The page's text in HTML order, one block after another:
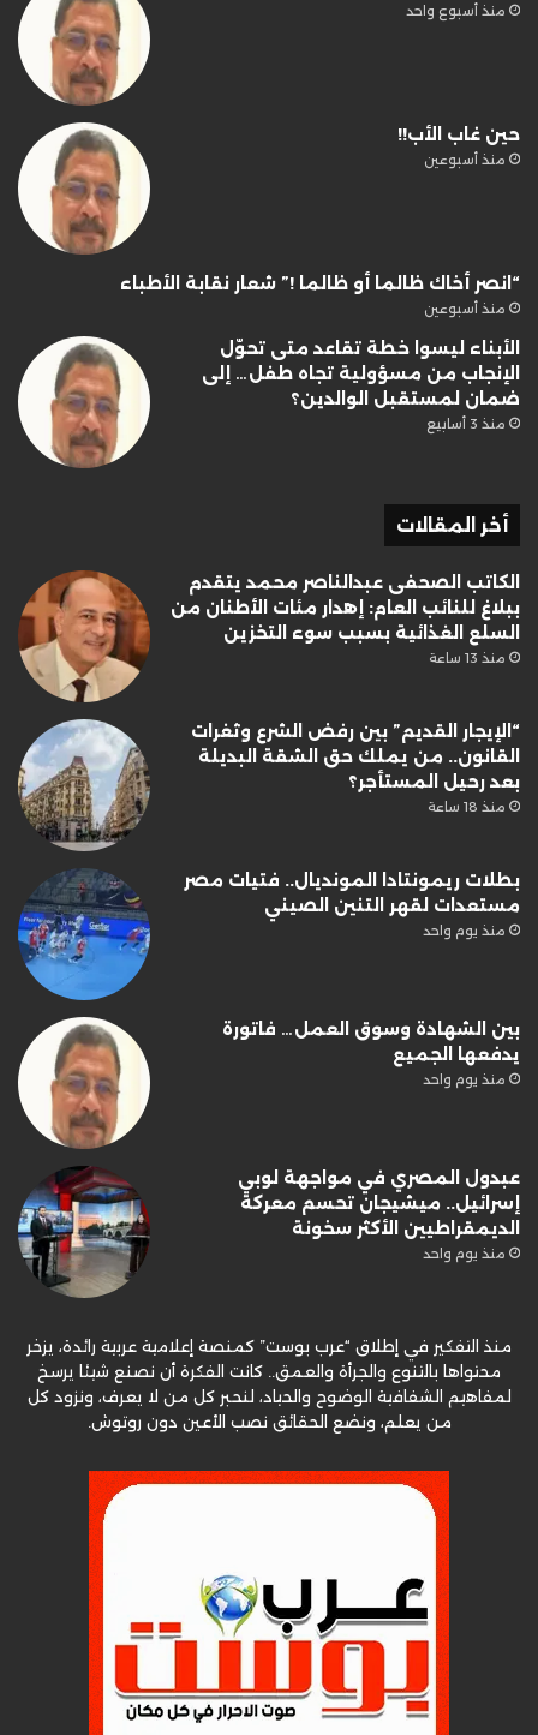
منذ أسبوع واحد
حين غاب الأب!!
منذ أسبوعين
“انصر أخاك ظالما أو ظالما !” شعار نقابة الأطباء
منذ أسبوعين
الأبناء ليسوا خطة تقاعد متى تحوّل
الإنجاب من مسؤولية تجاه طفل… إلى
ضمان لمستقبل الوالدين؟
منذ 3 أسابيع
أخر المقالات
الكاتب الصحفى عبدالناصر محمد يتقدم
ببلاغ للنائب العام: إهدار مئات الأطنان من
السلع الغذائية بسبب سوء التخزين
منذ 13 ساعة
“الإيجار القديم” بين رفض الشرع وثغرات
القانون.. من يملك حق الشقة البديلة
بعد رحيل المستأجر؟
منذ 18 ساعة
بطلات ريمونتادا المونديال.. فتيات مصر
مستعدات لقهر التنين الصيني
منذ يوم واحد
بين الشهادة وسوق العمل… فاتورة
يدفعها الجميع
منذ يوم واحد
عبدول المصري في مواجهة لوبي
إسرائيل.. ميشيجان تحسم معركة
الديمقراطيين الأكثر سخونة
منذ يوم واحد
منذ التفكير في إطلاق “عرب بوست” كمنصة إعلامية عربية رائدة، يزخر
محتواها بالتنوع والجرأة والعمق.. كانت الفكرة أن نصنع شيئا يرسخ
لمفاهيم الشفافية الوضوح والحياد، لنحبر كل من لا يعرف، ونزود كل
من يعلم، ونضع الحقائق نصب الأعين دون روتوش.